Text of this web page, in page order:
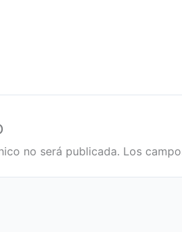
no será publicada. Los